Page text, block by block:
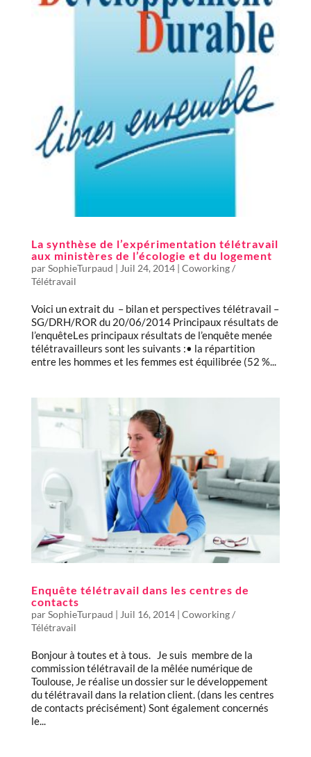
La synthèse de l’expérimentation télétravail
aux ministères de l’écologie et du logement
parSophieTurpaud | Juil 24, 2014| Coworking /
Télétravail
Voici un extrait du – bilan et perspectives télétravail –
SG/DRH/ROR du 20/06/2014 Principaux résultats de
l’enquêteLes principaux résultats de l’enquête menée
télétravailleurs sont les suivants :• la répartition
entre les hommes et les femmes est équilibrée (52 %...
Enquête télétravail dans les centres de
contacts
parSophieTurpaud | Juil 16, 2014| Coworking /
Télétravail
Bonjour à toutes et à tous. Je suis membre de la
commission télétravail de la mêlée numérique de
Toulouse, Je réalise un dossier sur le développement
du télétravail dans la relation client. (dans les centres
de contacts précisément) Sont également concernés
le...